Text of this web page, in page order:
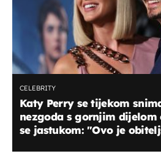
CELEBRITY
Katy Perry se tijekom
nezgoda s gornjim
se jastukom: "Ovo je